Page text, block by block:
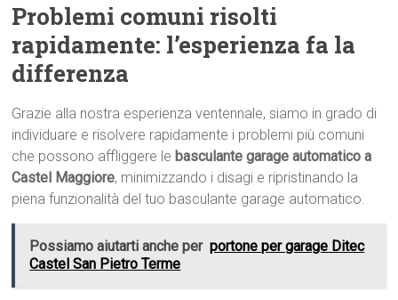
Problemi comuni risolti
rapidamente: l’esperienza fa la
differenza
Grazie alla nostra esperienza ventennale, siamo in grado di
individuare e risolvere rapidamente i problemi più comuni
che possono affliggere le basculante garage automatico a
Castel Maggiore, minimizzando i disagi e ripristinando la
piena funzionalità del tuo basculante garage automatico.
Possiamo aiutarti anche per portone per garage Ditec
Castel San Pietro Terme